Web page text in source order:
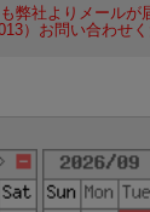
弊社よりメールが
）お問い合わせく